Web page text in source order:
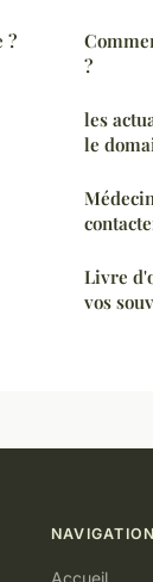
?
?
les
le
Livre
vos
NAVIGATION
Accueil